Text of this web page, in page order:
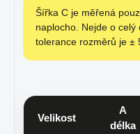
Šířka C je měřená
naplocho. Nejde o
tolerance rozměrů je ±
Velikost
A
délka